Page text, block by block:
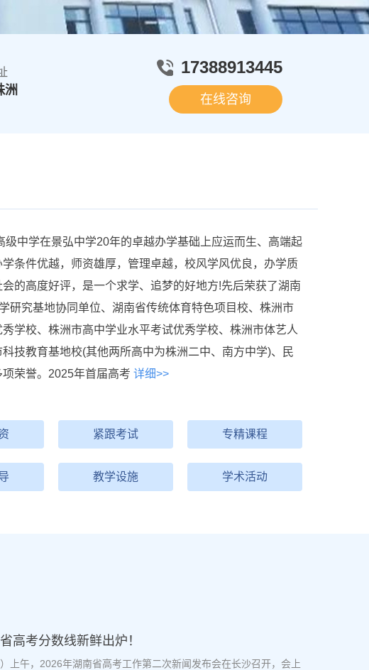
洲
17388913445
在线咨询
中学在景弘中学20年的卓越办学基础上应运而生、高端起
条件优越，师资雄厚，管理卓越，校风学风优良，办学质
的高度好评，是一个求学、追梦的好地方!先后荣获了湖南
研究基地协同单位、湖南省传统体育特色项目校、株洲市
学校、株洲市高中学业水平考试优秀学校、株洲市体艺人
技教育基地校(其他两所高中为株洲二中、南方中学)、民
荣誉。2025年首届高考 详细>>
紧跟考试 专精课程
教学设施 学术活动
高考分数线新鲜出炉！
上午，2026年湖南省高考工作第二次新闻发布会在长沙召开，会上